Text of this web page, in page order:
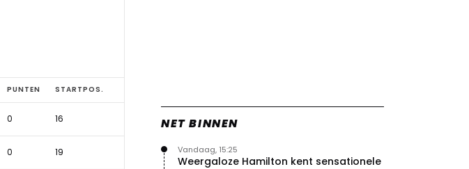
PUNTEN STARTPOS.
0 16
0 19
NET BINNEN
Weergaloze Hamilton kent sensationele
Vandaag, 15:25